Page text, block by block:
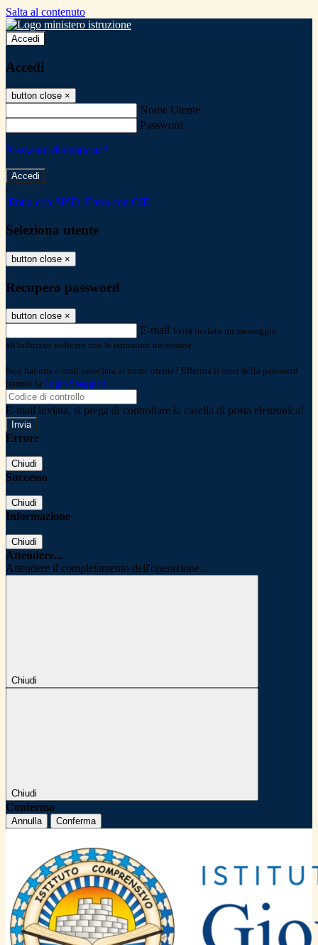
Salta al contenuto
Accedi
Accedi
button close ×
Nome Utente
Password
Password dimenticata?
-
Entra con SPID Entra con CIE
Seleziona utente
button close ×
Recupero password
button close ×
E-mail Verrà inviato un messaggio
all'indirizzo indicato con le istruzioni necessarie.
Non hai una e-mail associata al nome utente? Effettua il reset della password
tramite la Login Spaggiari
E-mail inviata, si prega di controllare la casella di posta elettronica!
Errore
Chiudi
Successo
Chiudi
Informazione
Chiudi
Attendere...
Attendere il completamento dell'operazione...
Chiudi
Chiudi
Conferma
Annulla Conferma